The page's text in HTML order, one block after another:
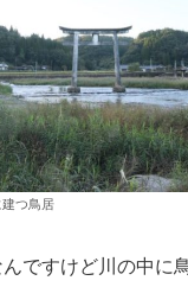
つ鳥居
ですけど川の中に